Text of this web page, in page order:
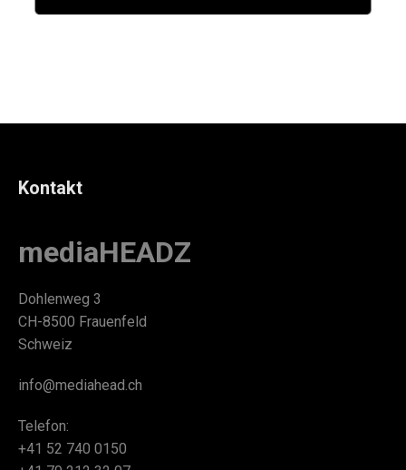
Kontakt
mediaHEADZ
Dohlenweg 3
CH-8500 Frauenfeld
Schweiz
info@mediahead.ch
Telefon:
+41 52 740 0150